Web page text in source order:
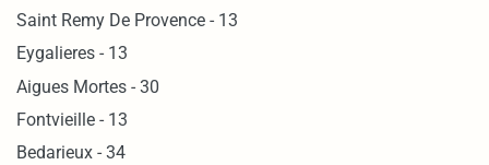
Saint Remy De Provence - 13
Eygalieres - 13
Aigues Mortes - 30
Fontvieille - 13
Bedarieux - 34